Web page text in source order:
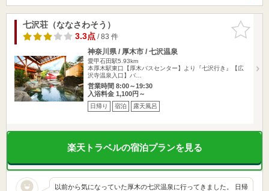
お気に入
りに追加
七沢荘（ななさわそう）
3.3点/ 83 件
神奈川県 / 厚木市 / 七沢温泉
愛甲石田駅5.93km
本厚木駅東口【厚木バスセンター】より『七沢行き』【広
沢寺温泉入口】バ…
営業時間 8:00～19:30
入浴料金 1,100円～
日帰り 宿泊 露天風呂
楽天トラベルの宿泊プランを見る
以前から気になっていた厚木の七沢温泉に行ってきました。 日帰